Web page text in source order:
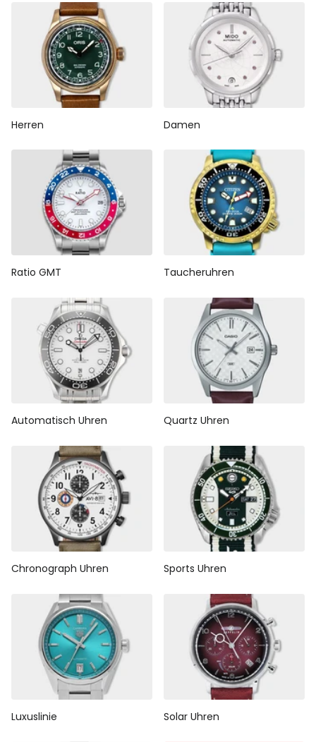
Herren Damen
Ratio GMT Taucheruhren
Automatisch Uhren Quartz Uhren
Chronograph Uhren Sports Uhren
Luxuslinie Solar Uhren